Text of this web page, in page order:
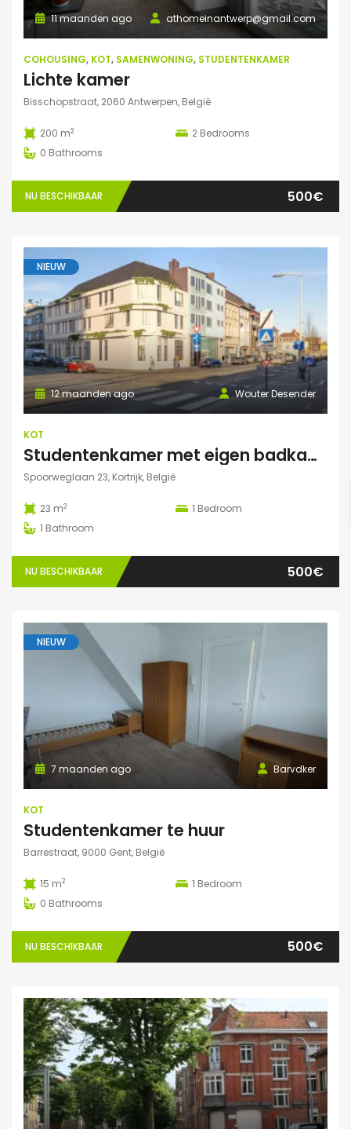
athomeinantwerp@gmail.com
11 maanden ago
COHOUSING, KOT, SAMENWONING, STUDENTENKAMER
Lichte kamer
Bisschopstraat, 2060 Antwerpen, België
200 m2 2 Bedrooms
0 Bathrooms
NU BESCHIKBAAR 500€
NIEUW
Wouter Desender
12 maanden ago
KOT
Studentenkamer met eigen badkamer
Spoorweglaan 23, Kortrijk, België
23 m2 1 Bedroom
1 Bathroom
NU BESCHIKBAAR 500€
NIEUW
Barvdker
7 maanden ago
KOT
Studentenkamer te huur
Barrestraat, 9000 Gent, België
15 m2 1 Bedroom
0 Bathrooms
NU BESCHIKBAAR 500€